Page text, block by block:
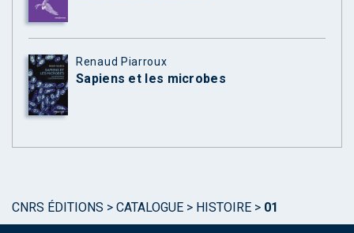
Renaud Piarroux
Sapiens et les microbes
CNRS ÉDITIONS > CATALOGUE > HISTOIRE > 01